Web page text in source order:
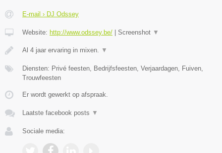
E-mail › DJ Odssey
Website: http://www.odssey.be/ | Screenshot ▼
Al 4 jaar ervaring in mixen. ▼
Diensten: Privé feesten, Bedrijfsfeesten, Verjaardagen, Fuiven,
Trouwfeesten
Er wordt gewerkt op afspraak.
Laatste facebook posts ▼
Sociale media: